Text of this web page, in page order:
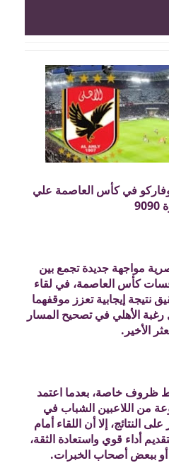
وفاركو في كأس العاصمة علي
مواجهة جديدة تجمع بين
كأس العاصمة، في لقاء
نتيجة إيجابية تعزز موقفهما
الأهلي في تصحيح المسار
الأخير.
ظروف خاصة، بعدما اعتمد
من اللاعبين الشباب في
النتائج، إلا أن اللقاء أمام
أداء قوي واستعادة الثقة،
أو ببعض أصحاب الخبرات.